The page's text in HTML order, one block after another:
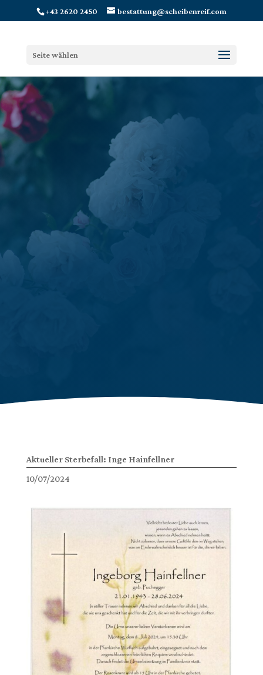
+43 2620 2450 bestattung@scheibenreif.com
Seite wählen
Aktueller Sterbefall: Inge Hainfellner
10/07/2024